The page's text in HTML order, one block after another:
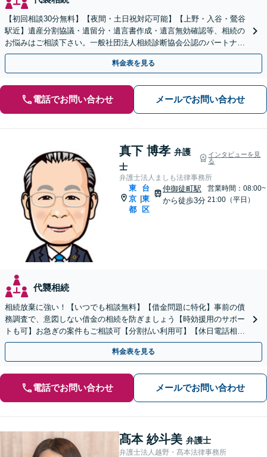
【初回相談30分無料】【夜間・土日祝対応可能】【上野・入谷・鶯谷
駅近】遺産分割協議・遺留分・遺言書作成・遺言無効確認等、相続の
お悩みはご相談下さい。一般社団法人相続診断協会公認のパートナー
事務所として、他士業と連携し適切な解決を図ります。
料金表を見る
電話でお問い合わせ メールでお問い合わせ
真下 博孝 弁護
士
インタビューを見
る
弁護士法人ましも法律事務所
東
京
都
|
台
東
区
仲御徒町駅
から徒歩3分
営業時間：08:00~
21:00（平日）
代襲相続
相続放棄に強い！【いつでも相談無料】【借金問題に特化】事前の債
務調査で、意図しない借金の相続を防ぎましょう【時効援用のサポー
トも可】お急ぎの案件もご相談可【分割払い利用可】【休日電話相談
可能】【仲御徒町駅3分】
料金表を見る
電話でお問い合わせ メールでお問い合わせ
髙本 紗斗美 弁護士
弁護士法人越野・髙本法律事務所